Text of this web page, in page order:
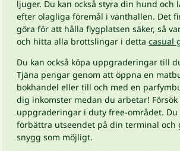
ljuger. Du kan också styra din hund och
efter olagliga föremål i vänthallen. Det
göra för att hålla flygplatsen säker, så
och hitta alla brottslingar i detta casual
Du kan också köpa uppgraderingar till
Tjäna pengar genom att öppna en
bokhandel eller till och med en
dig inkomster medan du arbetar!
uppgraderingar i duty free-området. Du
förbättra utseendet på din terminal och
snygg som möjligt.